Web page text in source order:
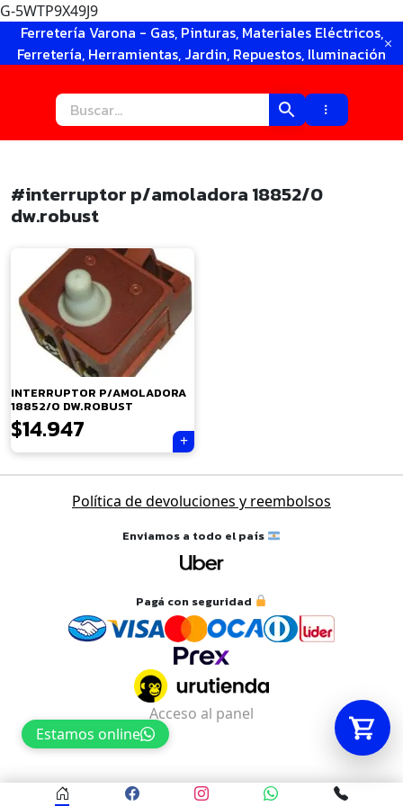
G-5WTP9X49J9
Ferretería Varona - Gas, Pinturas, Materiales Eléctricos,
Ferretería, Herramientas, Jardin, Repuestos, Iluminación
#interruptor p/amoladora 18852/0
dw.robust
INTERRUPTOR P/AMOLADORA
18852/0 DW.ROBUST
$14.947
Política de devoluciones y reembolsos
Enviamos a todo el país
Pagá con seguridad
Estamos online
Acceso al panel
Tu carrito está vacío.
automáticamente.